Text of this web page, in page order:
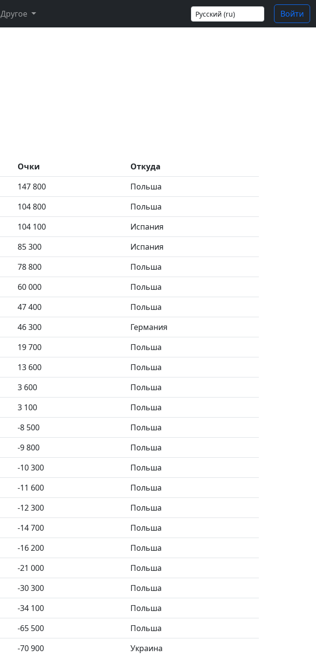
Другое Войти
Очки
Откуда
147 800
Польша
104 800
Польша
104 100
Испания
85 300
Испания
78 800
Польша
60 000
Польша
47 400
Польша
46 300
Германия
19 700
Польша
13 600
Польша
3 600
Польша
3 100
Польша
-8 500
Польша
-9 800
Польша
-10 300
Польша
-11 600
Польша
-12 300
Польша
-14 700
Польша
-16 200
Польша
-21 000
Польша
-30 300
Польша
-34 100
Польша
-65 500
Польша
-70 900 Украина